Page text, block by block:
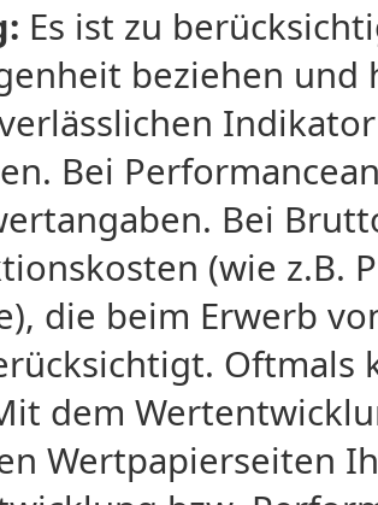
Es ist zu
beziehen
Bei
Bei
(wie z.B.
die beim Erwerb
Oftmals
dem
Wertpapierseiten